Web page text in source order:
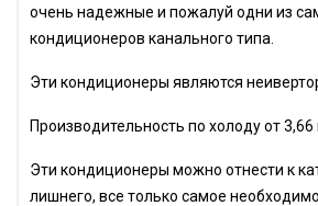
очень надежные и пожалуй одни из
кондиционеров канального типа.
Эти кондиционеры являются
Производительность по холоду от
Эти кондиционеры можно отнести к
лишнего, все только самое